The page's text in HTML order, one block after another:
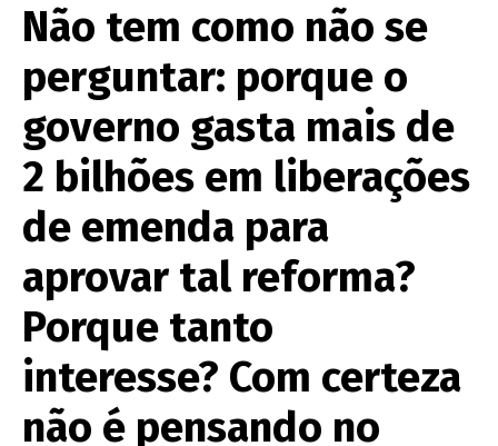
Não tem como não se
perguntar: porque o
governo gasta mais de
2 bilhões em liberações
de emenda para
aprovar tal reforma?
Porque tanto
interesse? Com certeza
não é pensando no